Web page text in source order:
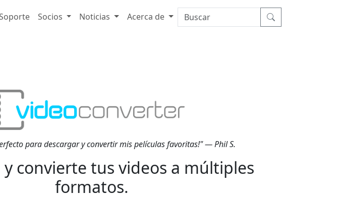
Socios Noticias Acerca de
para descargar y convertir mis películas favoritas!" — Phil S.
y convierte tus videos a múltiples
formatos.